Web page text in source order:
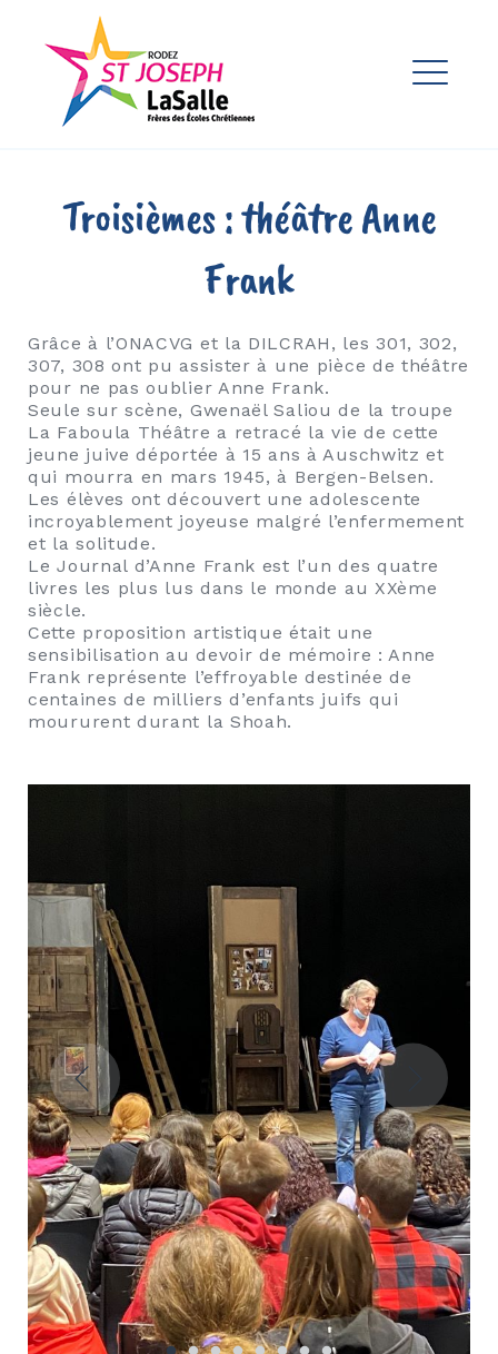
contentEnsemble Scolaire St Joseph
La Salle Rodez
EXPAND
EXPAND
Troisièmes : théâtre Anne
Frank
Grâce à l’ONACVG et la DILCRAH, les 301, 302,
307, 308 ont pu assister à une pièce de théâtre
pour ne pas oublier Anne Frank.
Seule sur scène, Gwenaël Saliou de la troupe
La Faboula Théâtre a retracé la vie de cette
jeune juive déportée à 15 ans à Auschwitz et
qui mourra en mars 1945, à Bergen-Belsen.
Les élèves ont découvert une adolescente
incroyablement joyeuse malgré l’enfermement
et la solitude.
Le Journal d’Anne Frank est l’un des quatre
livres les plus lus dans le monde au XXème
siècle.
Cette proposition artistique était une
sensibilisation au devoir de mémoire : Anne
Frank représente l’effroyable destinée de
centaines de milliers d’enfants juifs qui
moururent durant la Shoah.